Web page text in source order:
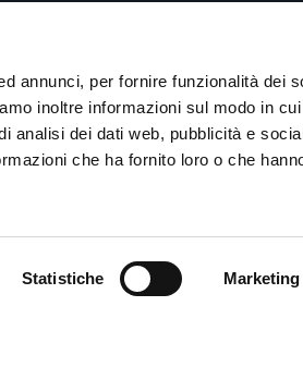
annunci, per fornire funzionalità dei
inoltre informazioni sul modo in
analisi dei dati web, pubblicità e
che ha fornito loro o che
Statistiche Marketing
(naso geniene, della
viso)
rughe della fronte
Pixel